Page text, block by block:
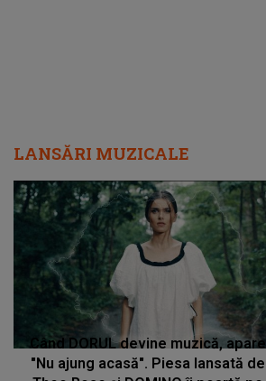
LANSĂRI MUZICALE
Când DORUL devine muzică, apare
"Nu ajung acasă". Piesa lansată de